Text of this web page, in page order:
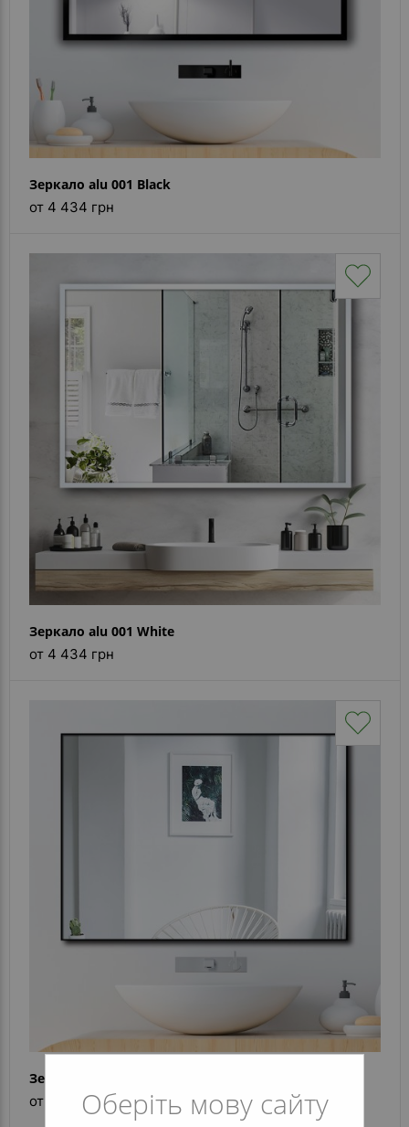
Оберіть мову сайту
Зеркало alu 001 Black
от 4 434 грн
Зеркало alu 001 White
от 4 434 грн
Зеркало alu 008 Black
от 4 065 грн